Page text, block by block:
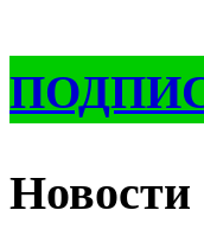
Новости